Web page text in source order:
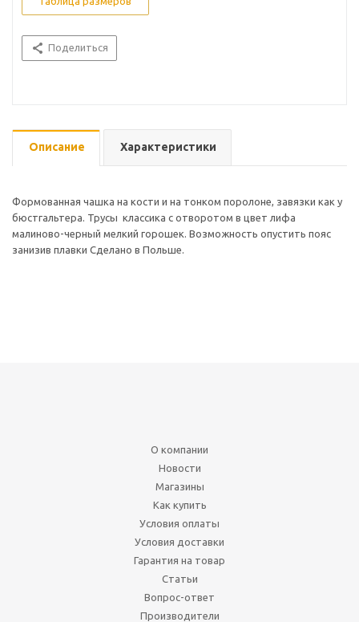
Поделиться
Описание Характеристики
Формованная чашка на кости и на тонком поролоне, завязки как у
бюстгальтера. Трусы классика с отворотом в цвет лифа
малиново-черный мелкий горошек. Возможность опустить пояс
занизив плавки Сделано в Польше.
О компании
Новости
Магазины
Как купить
Условия оплаты
Условия доставки
Гарантия на товар
Статьи
Вопрос-ответ
Производители